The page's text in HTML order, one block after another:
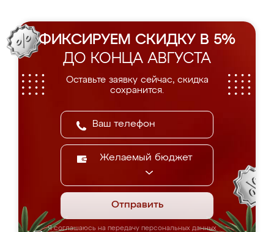
ФИКСИРУЕМ СКИДКУ В 5%
ДО КОНЦА АВГУСТА
Оставьте заявку сейчас, скидка
сохранится.
Желаемый бюджет
Отправить
Я соглашаюсь на передачу персональных данных